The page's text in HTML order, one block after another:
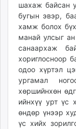
zarig.mn
today.mn
mminfo.mn
ugluu.mn
urlag.mn
unen.mn
asu.mn
shudarga.mn
shuurhai.mn
шахаж байсан
бугын эвэр,
хамж болох
манай улсыг
санаархаж
хориглосноор
одоо хүртэл
ургамал
хөршийнхөн
ийнхүү урт үс
өндөр үнээр
үс хийх